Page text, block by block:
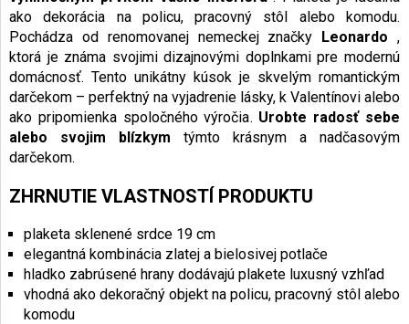
ako dekorácia na policu, pracovný stôl alebo komodu.
Pochádza od renomovanej nemeckej značky Leonardo ,
ktorá je známa svojimi dizajnovými doplnkami pre modernú
domácnosť. Tento unikátny kúsok je skvelým romantickým
darčekom – perfektný na vyjadrenie lásky, k Valentínovi alebo
ako pripomienka spoločného výročia. Urobte radosť sebe
alebo svojim blízkym týmto krásnym a nadčasovým
darčekom.
ZHRNUTIE VLASTNOSTÍ PRODUKTU
plaketa sklenené srdce 19 cm
elegantná kombinácia zlatej a bielosivej potlače
hladko zabrúsené hrany dodávajú plakete luxusný vzhľad
vhodná ako dekoračný objekt na policu, pracovný stôl alebo
komodu